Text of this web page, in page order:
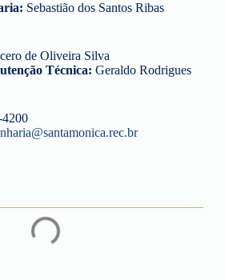
Sebastião dos Santos Ribas
de Oliveira Silva
Técnica: Geraldo Rodrigues